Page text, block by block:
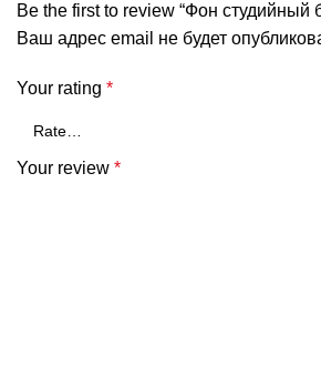
Be the first to review “Фон
Ваш адрес email не будет
Your rating *
Your review *